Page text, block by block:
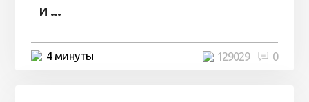
и ...
4 минуты 0
129029